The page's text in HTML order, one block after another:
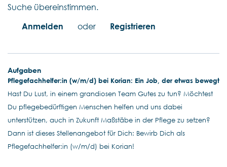
Suche übereinstimmen.
Anmelden
oder Registrieren
Aufgaben
Pflegefachhelfer:in (w/m/d) bei Korian: Ein Job, der etwas bewegt
Hast Du Lust, in einem grandiosen Team Gutes zu tun? Möchtest
Du pflegebedürftigen Menschen helfen und uns dabei
unterstützen, auch in Zukunft Maßstäbe in der Pflege zu setzen?
Dann ist dieses Stellenangebot für Dich: Bewirb Dich als
Pflegefachhelfer:in (w/m/d) bei Korian!